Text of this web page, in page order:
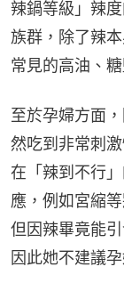
辣鍋等級」辣
族群，除了辣
常見的高油、
至於孕婦方面
然吃到非常刺
在「辣到不行
應，例如宮縮
但因辣畢竟能
因此她不建議